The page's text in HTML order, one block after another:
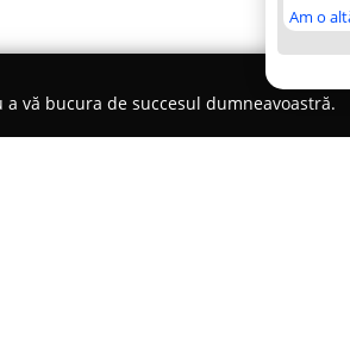
Am o
vă bucura de succesul dumneavoastră.